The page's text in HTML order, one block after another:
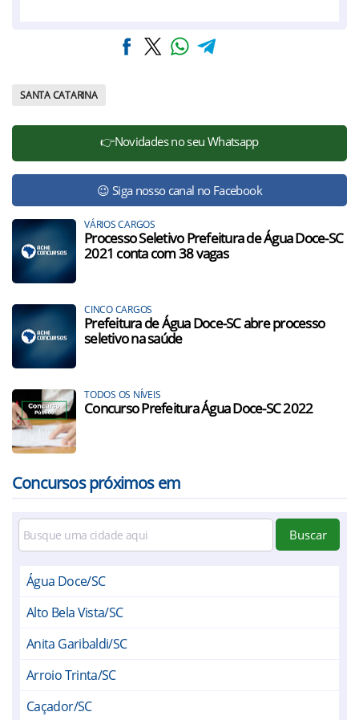
SANTA CATARINA
👉Novidades no seu Whatsapp
😉 Siga nosso canal no Facebook
VÁRIOS CARGOS
Processo Seletivo Prefeitura de Água Doce-SC
2021 conta com 38 vagas
CINCO CARGOS
Prefeitura de Água Doce-SC abre processo
seletivo na saúde
TODOS OS NÍVEIS
Concurso Prefeitura Água Doce-SC 2022
Concursos próximos em
Buscar
Água Doce/SC
Alto Bela Vista/SC
Anita Garibaldi/SC
Arroio Trinta/SC
Caçador/SC